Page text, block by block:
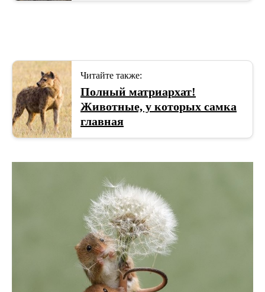
Читайте также:
Полный матриархат!
Животные, у которых самка
главная